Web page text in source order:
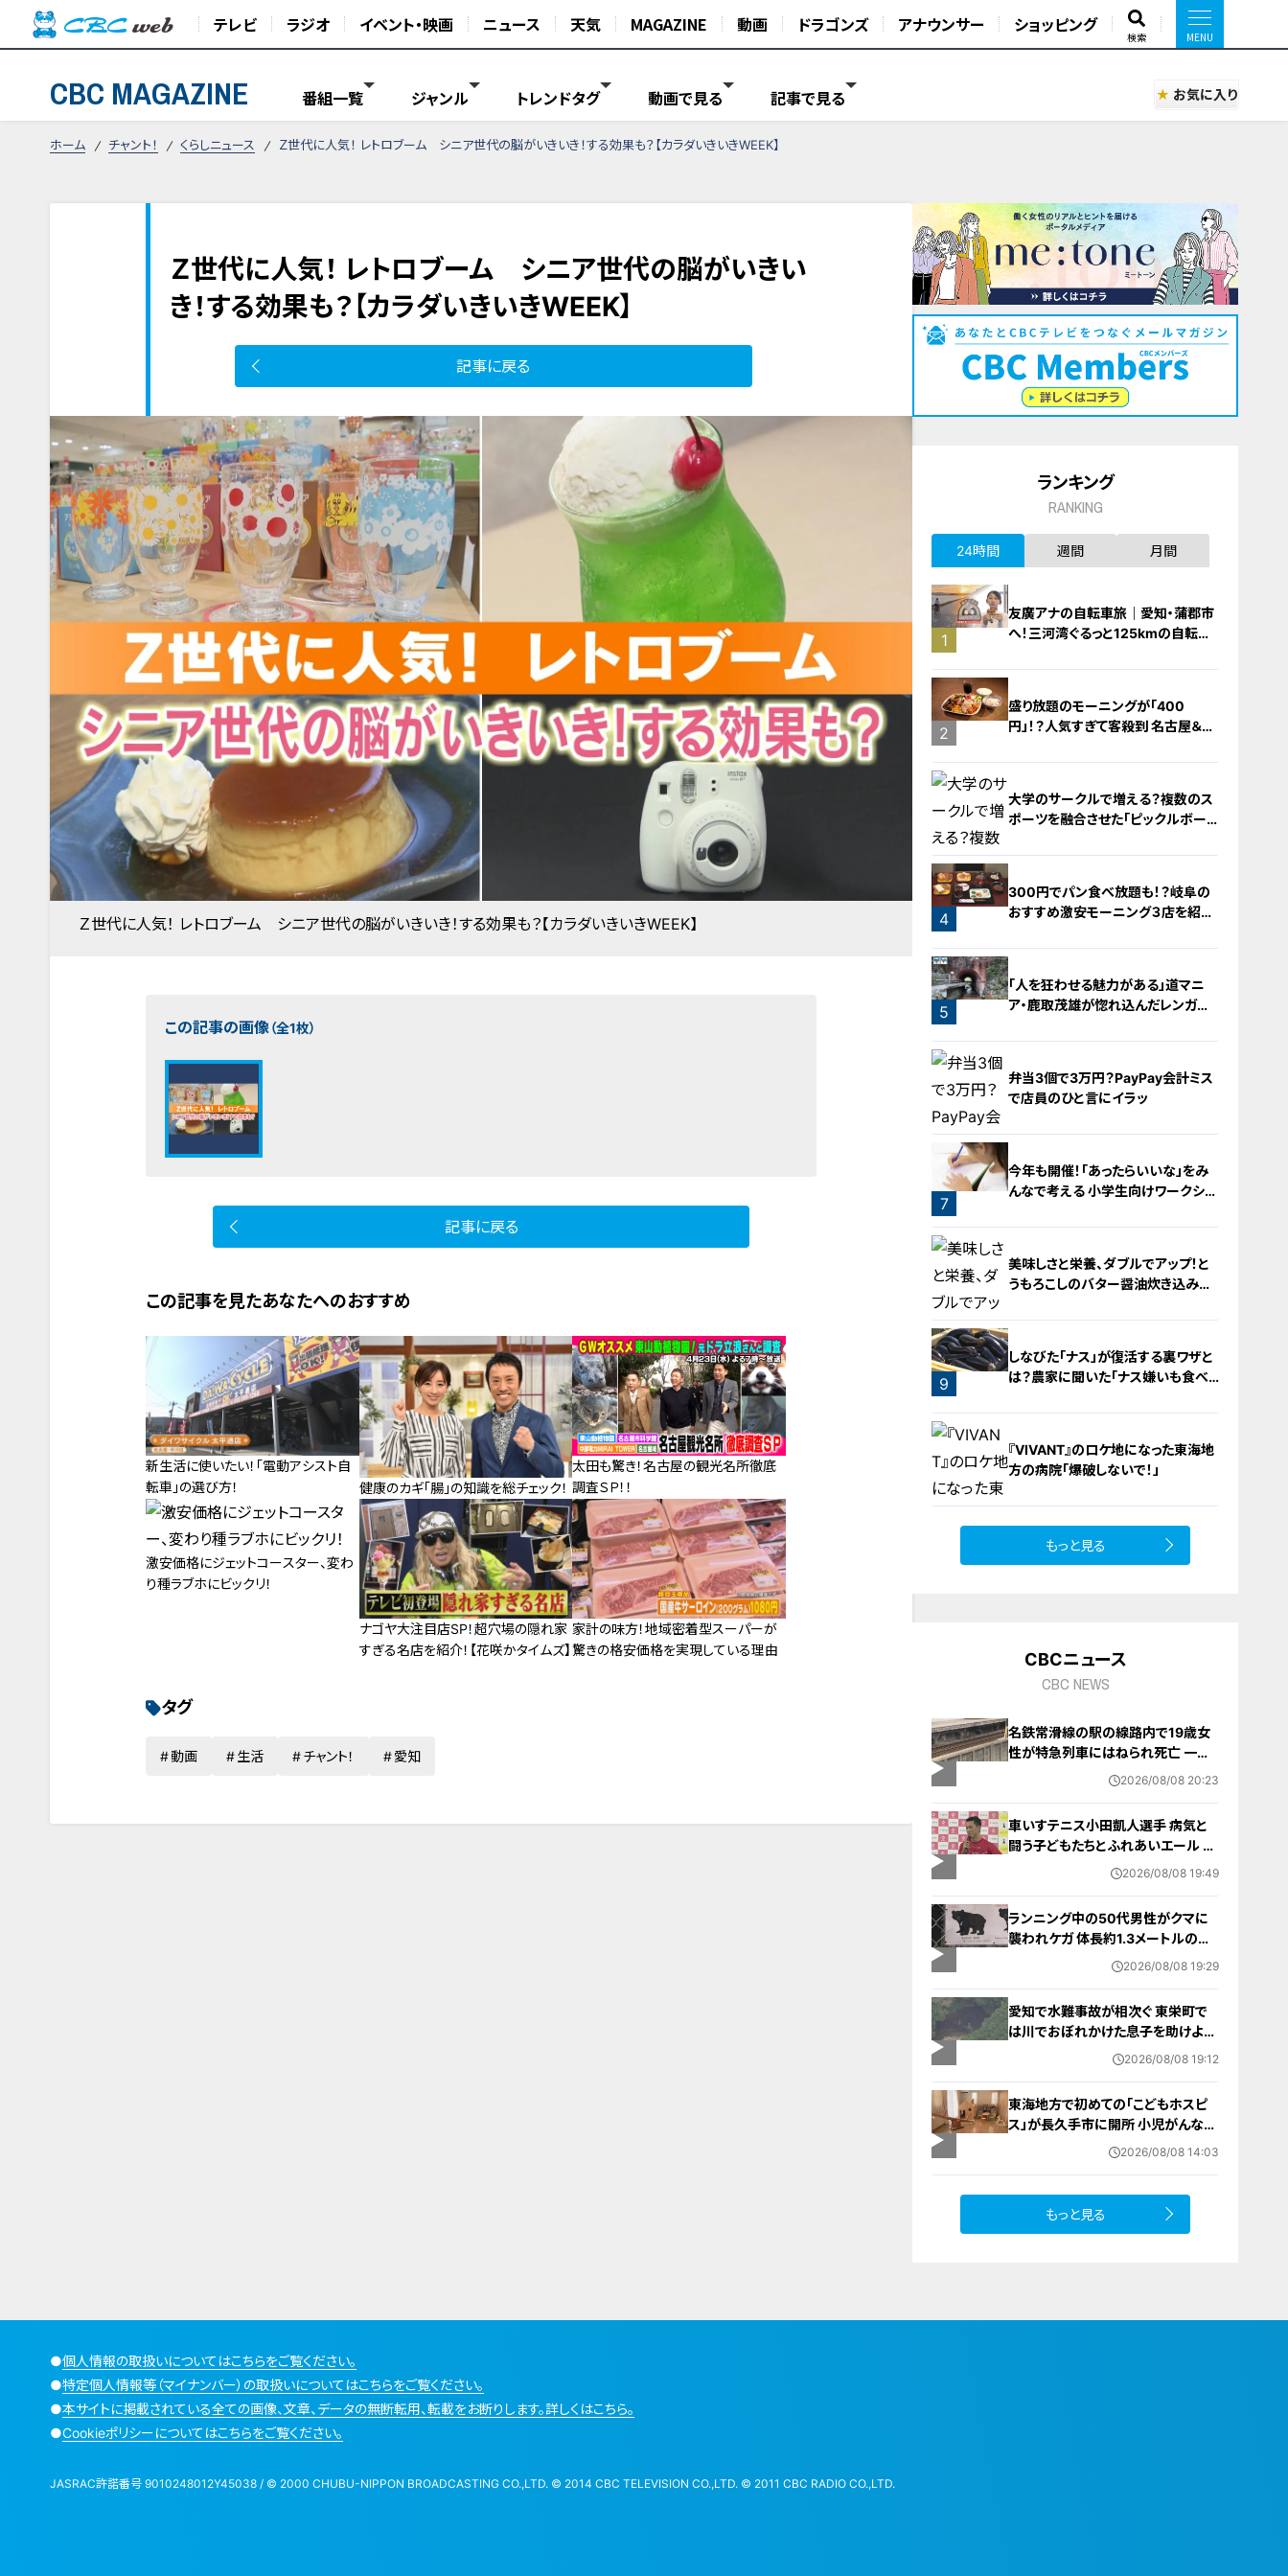
テレビ ラジオ イベント・映画 ニュース 天気 MAGAZINE 動画 ドラゴンズ アナウンサー ショッピング
検索
CBC MAGAZINE 番組一覧 ジャンル トレンドタグ 動画で見る 記事で見る お気に入り
ホーム チャント！ くらしニュース Ｚ世代に人気！ レトロブーム シニア世代の脳がいきいき！する効果も？【カラダいきいきWEEK】
Ｚ世代に人気！ レトロブーム シニア世代の脳がいきい
き！する効果も？【カラダいきいきWEEK】
記事に戻る
Ｚ世代に人気！ レトロブーム シニア世代の脳がいきいき！する効果も？【カラダいきいきWEEK】
この記事の画像（全1枚）
記事に戻る
この記事を見たあなたへのおすすめ
新生活に使いたい！「電動アシスト自
転車」の選び方！
健康のカギ「腸」の知識を総チェック！
太田も驚き！名古屋の観光名所徹底
調査ＳＰ！！
激安価格にジェットコースター、変わ
り種ラブホにビックリ！
ナゴヤ大注目店SP！超穴場の隠れ家
すぎる名店を紹介！【花咲かタイムズ】
家計の味方！地域密着型スーパーが
驚きの格安価格を実現している理由
タグ
動画 生活 チャント！ 愛知
ランキング
RANKING
24時間 週間 月間
1
友廣アナの自転車旅｜愛知・蒲郡市
へ！三河湾ぐるっと125kmの自転車
2
盛り放題のモーニングが「400
円」！？人気すぎて客殺到 名古屋＆岐
3
大学のサークルで増える？複数のス
ポーツを融合させた「ピックルボー
4
300円でパン食べ放題も！？岐阜の
おすすめ激安モーニング３店を紹
5
「人を狂わせる魅力がある」道マニ
ア・鹿取茂雄が惚れ込んだレンガの
6
弁当3個で3万円？PayPay会計ミス
で店員のひと言にイラッ
7
今年も開催！「あったらいいな」をみ
んなで考える 小学生向けワークショ
8
美味しさと栄養、ダブルでアップ！と
うもろこしのバター醤油炊き込みご
9
しなびた「ナス」が復活する裏ワザと
は？農家に聞いた「ナス嫌いも食べ
『VIVANT』のロケ地になった東海地
方の病院「爆破しないで！」
もっと見る
CBCニュース
CBC NEWS
名鉄常滑線の駅の線路内で19歳女
性が特急列車にはねられ死亡 一部
区間で一時運転見合わせに お盆休
2026/08/08 20:23
車いすテニス小田凱人選手 病気と
闘う子どもたちとふれあいエール ス
ポーツの楽しさ伝える 名古屋・緑区
2026/08/08 19:49
ランニング中の50代男性がクマに
襲われケガ 体長約1.3メートルのツ
キノワグマに腕や足をかまれる 「つ
岐阜・高山市
2026/08/08 19:29
愛知で水難事故が相次ぐ 東栄町で
は川でおぼれかけた息子を助けよう
とし父親が心肺停止の状態で搬送
2026/08/08 19:12
東海地方で初めての「こどもホスピ
ス」が長久手市に開所 小児がんなど
重い病気の子どもと家族を支える施
2026/08/08 14:03
もっと見る
●個人情報の取扱いについてはこちらをご覧ください。
●特定個人情報等（マイナンバー）の取扱いについてはこちらをご覧ください。
●本サイトに掲載されている全ての画像、文章、データの無断転用、転載をお断りします。詳しくはこちら。
●Cookieポリシーについてはこちらをご覧ください。
JASRAC許諾番号 9010248012Y45038 / © 2000 CHUBU-NIPPON BROADCASTING CO.,LTD. © 2014 CBC TELEVISION CO.,LTD. © 2011 CBC RADIO CO.,LTD.